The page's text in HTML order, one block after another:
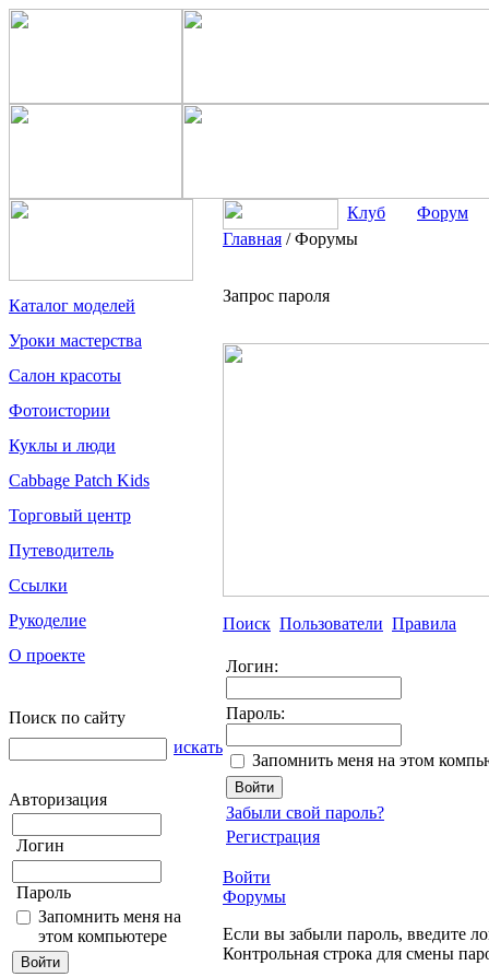
Каталог моделей
Уроки мастерства
Салон красоты
Фотоистории
Куклы и люди
Cabbage Patch Kids
Торговый центр
Путеводитель
Ссылки
Рукоделие
О проекте
Поиск по сайту
искать
Авторизация
Логин
Пароль
Запомнить меня на
этом компьютере
Клуб
Форум
Главная /Форумы
Запрос пароля
Поиск Пользователи Правила
Логин:
Пароль:
Запомнить меня на этом
Забыли свой пароль?
Регистрация
Войти
Форумы
Если вы забыли пароль, введите
Контрольная строка для смены